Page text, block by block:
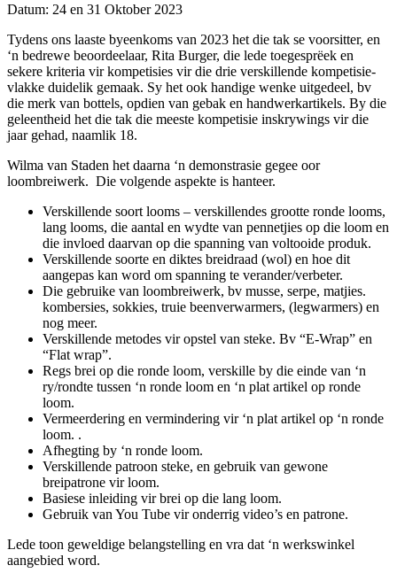
Datum: 24 en 31 Oktober 2023
Tydens ons laaste byeenkoms van 2023 het die tak se voorsitter, en
‘n bedrewe beoordeelaar, Rita Burger, die lede toegesprëek en
sekere kriteria vir kompetisies vir die drie verskillende kompetisie-
vlakke duidelik gemaak. Sy het ook handige wenke uitgedeel, bv
die merk van bottels, opdien van gebak en handwerkartikels. By die
geleentheid het die tak die meeste kompetisie inskrywings vir die
jaar gehad, naamlik 18.
Wilma van Staden het daarna ‘n demonstrasie gegee oor
loombreiwerk. Die volgende aspekte is hanteer.
Verskillende soort looms – verskillendes grootte ronde looms,
lang looms, die aantal en wydte van pennetjies op die loom en
die invloed daarvan op die spanning van voltooide produk.
Verskillende soorte en diktes breidraad (wol) en hoe dit
aangepas kan word om spanning te verander/verbeter.
Die gebruike van loombreiwerk, bv musse, serpe, matjies.
kombersies, sokkies, truie beenverwarmers, (legwarmers) en
nog meer.
Verskillende metodes vir opstel van steke. Bv “E-Wrap” en
“Flat wrap”.
Regs brei op die ronde loom, verskille by die einde van ‘n
ry/rondte tussen ‘n ronde loom en ‘n plat artikel op ronde
loom.
Vermeerdering en vermindering vir ‘n plat artikel op ‘n ronde
loom. .
Afhegting by ‘n ronde loom.
Verskillende patroon steke, en gebruik van gewone
breipatrone vir loom.
Basiese inleiding vir brei op die lang loom.
Gebruik van You Tube vir onderrig video’s en patrone.
Lede toon geweldige belangstelling en vra dat ‘n werkswinkel
aangebied word.